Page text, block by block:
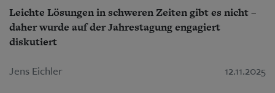
Leichte Lösungen in schweren Zeiten gibt es nicht –
daher wurde auf der Jahrestagung engagiert
diskutiert
Jens Eichler 12.11.2025